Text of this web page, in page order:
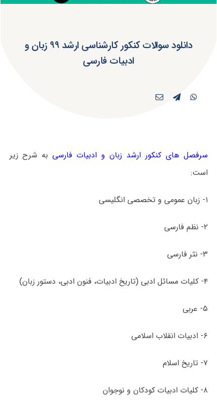
دانلود سوالات کنکور کارشناسی ارشد ۹۹ زبان و
ادبیات فارسی
سرفصل های کنکور ارشد زبان و ادبیات فارسیبه شرح زیر
است:
۱- زبان عمومی و تخصصی انگلیسی
۲- نظم فارسی
۳- نثر فارسی
۴- کلیات مسائل ادبی (تاریخ ادبیات، فنون ادبی، دستور زبان)
۵- عربی
۶- ادبیات انقلاب اسلامی
۷- تاریخ اسلام
۸- کلیات ادبیات کودکان و نوجوان